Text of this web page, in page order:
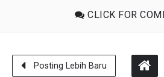
CLICK FOR
Posting Lebih Baru